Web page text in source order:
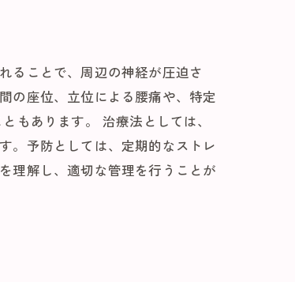
ることで、周辺の神経が圧迫さ
の座位、立位による腰痛や、特定
もあります。 治療法としては、
。予防としては、定期的なストレ
理解し、適切な管理を行うことが